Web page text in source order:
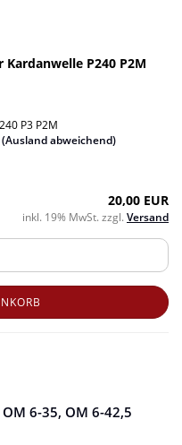
P240 P2M
P3 P2M
(Ausland abweichend)
20,00 EUR
inkl. 19% MwSt. zzgl. Versand